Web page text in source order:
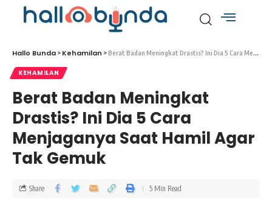
Hallo Bunda > Kehamilan >Berat Badan Meningkat Drastis? Ini Dia 5 Cara Menjaganya Saat Hamil Agar Tak Gemuk
KEHAMILAN
Berat Badan Meningkat
Drastis? Ini Dia 5 Cara
Menjaganya Saat Hamil Agar
Tak Gemuk
Share 5 Min Read